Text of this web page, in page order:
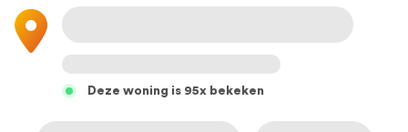
Deze woning is 95x bekeken